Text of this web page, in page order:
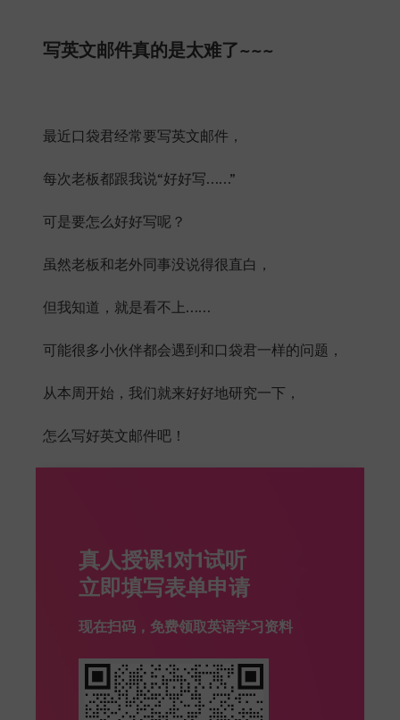
写英文邮件真的是太难了~~~
最近口袋君经常要写英文邮件，
每次老板都跟我说“好好写……”
可是要怎么好好写呢？
虽然老板和老外同事没说得很直白，
但我知道，就是看不上……
可能很多小伙伴都会遇到和口袋君一样的问题，
从本周开始，我们就来好好地研究一下，
怎么写好英文邮件吧！
真人授课1对1试听
现在扫码，免费领取英语学习资料